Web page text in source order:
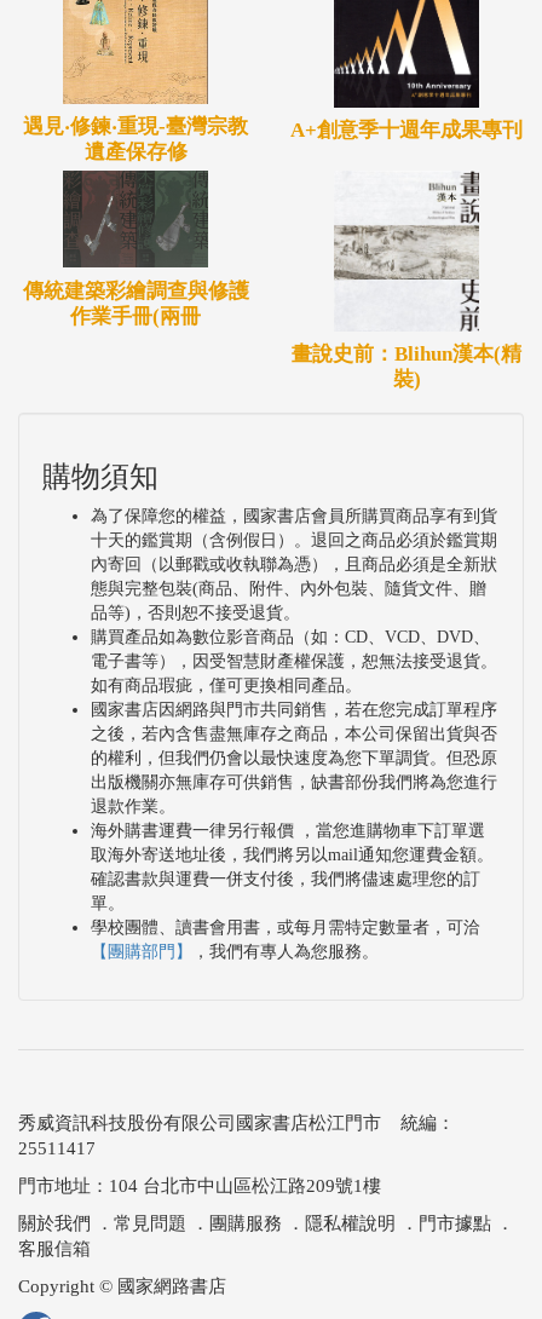
遇見‧修鍊‧重現-臺灣宗教
遺產保存修
A+創意季十週年成果專刊
傳統建築彩繪調查與修護
作業手冊(兩冊
畫說史前：Blihun漢本(精
裝)
購物須知
為了保障您的權益，國家書店會員所購買商品享有到貨
十天的鑑賞期（含例假日）。退回之商品必須於鑑賞期
內寄回（以郵戳或收執聯為憑），且商品必須是全新狀
態與完整包裝(商品、附件、內外包裝、隨貨文件、贈
品等)，否則恕不接受退貨。
購買產品如為數位影音商品（如：CD、VCD、DVD、
電子書等），因受智慧財產權保護，恕無法接受退貨。
如有商品瑕疵，僅可更換相同產品。
國家書店因網路與門市共同銷售，若在您完成訂單程序
之後，若內含售盡無庫存之商品，本公司保留出貨與否
的權利，但我們仍會以最快速度為您下單調貨。但恐原
出版機關亦無庫存可供銷售，缺書部份我們將為您進行
退款作業。
海外購書運費一律另行報價 ，當您進購物車下訂單選
取海外寄送地址後，我們將另以mail通知您運費金額。
確認書款與運費一併支付後，我們將儘速處理您的訂
單。
學校團體、讀書會用書，或每月需特定數量者，可洽
【團購部門】
，我們有專人為您服務。
秀威資訊科技股份有限公司國家書店松江門市 統編：
25511417
門市地址：104 台北市中山區松江路209號1樓
關於我們
． 常見問題 ． 團購服務 ． 隱私權說明 ． 門市據點 ．
客服信箱
Copyright © 國家網路書店